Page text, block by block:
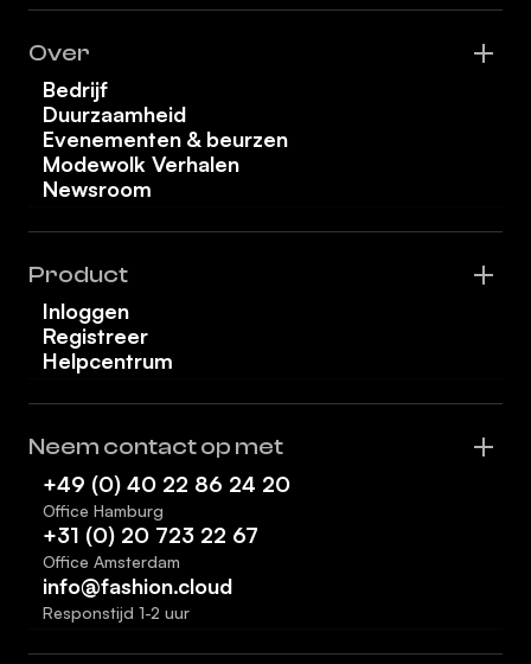
Over
Bedrijf
Duurzaamheid
Evenementen & beurzen
Modewolk Verhalen
Newsroom
Product
Inloggen
Registreer
Helpcentrum
Neem contact op met
+49 (0) 40 22 86 24 20
Office Hamburg
+31 (0) 20 723 22 67
Office Amsterdam
info@fashion.cloud
Responstijd 1-2 uur